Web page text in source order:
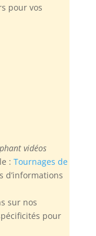
pour vos
vidéos
: Tournages de
d’informations
sur nos
pour